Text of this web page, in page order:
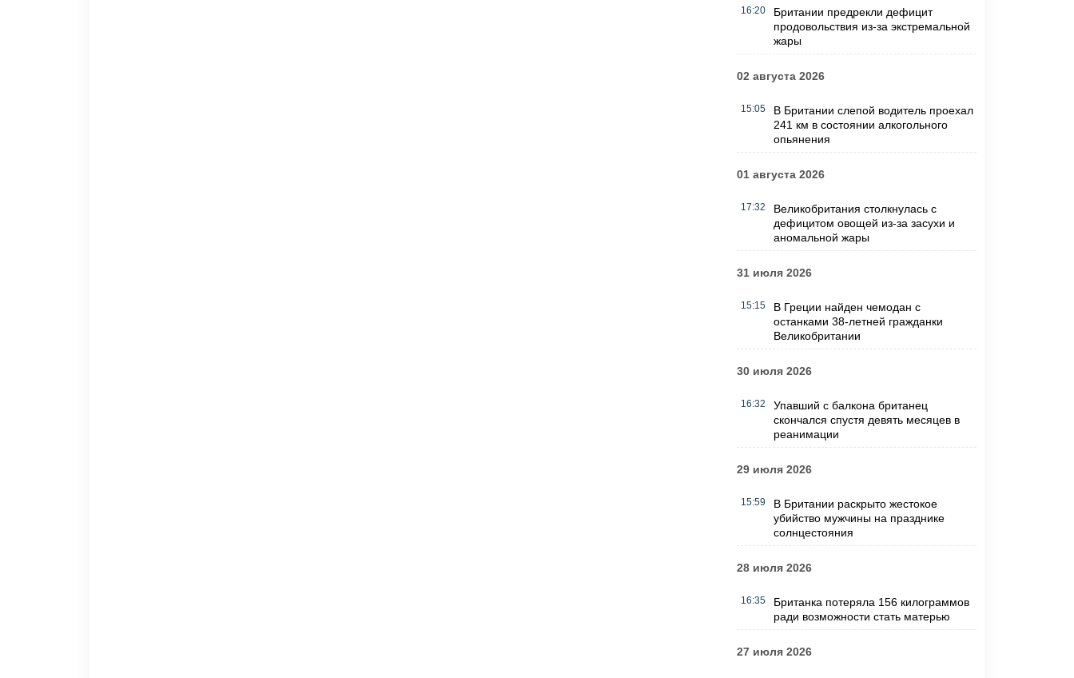
16:20
Британии предрекли дефицит
продовольствия из-за экстремальной
жары
02 августа 2026
15:05
В Британии слепой водитель проехал
241 км в состоянии алкогольного
опьянения
01 августа 2026
17:32
Великобритания столкнулась с
дефицитом овощей из-за засухи и
аномальной жары
31 июля 2026
15:15
В Греции найден чемодан с
останками 38-летней гражданки
Великобритании
30 июля 2026
16:32
Упавший с балкона британец
скончался спустя девять месяцев в
реанимации
29 июля 2026
15:59
В Британии раскрыто жестокое
убийство мужчины на празднике
солнцестояния
28 июля 2026
16:35
Британка потеряла 156 килограммов
ради возможности стать матерью
27 июля 2026